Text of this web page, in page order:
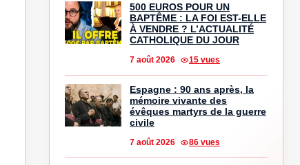
500 EUROS POUR UN
BAPTÊME : LA FOI EST-ELLE
À VENDRE ? L’ACTUALITÉ
CATHOLIQUE DU JOUR
7 août 2026 15 vues
Espagne : 90 ans après, la
mémoire vivante des
évêques martyrs de la guerre
civile
7 août 2026 86 vues